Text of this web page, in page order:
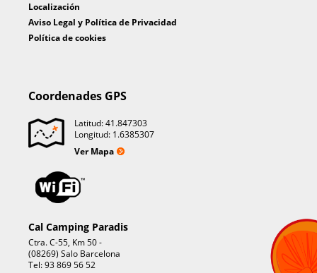
Localización
Aviso Legal y Política de Privacidad
Política de cookies
Coordenades GPS
Latitud: 41.847303
Longitud: 1.6385307
Ver Mapa
Cal Camping Paradis
Ctra. C-55, Km 50 -
(08269) Salo Barcelona
Tel: 93 869 56 52